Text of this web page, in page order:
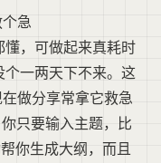
急
，可做起来真耗时
一两天下不来。这
做分享常拿它救急
只要输入主题，比
你生成大纲，而且